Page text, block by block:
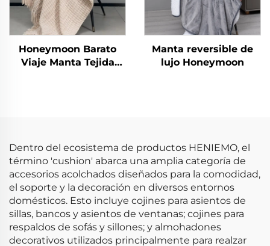
Honeymoon Barato
Viaje Manta Tejida
Manta reversible de
lujo Honeymoon
Dentro del ecosistema de productos HENIEMO, el
término 'cushion' abarca una amplia categoría de
accesorios acolchados diseñados para la comodidad,
el soporte y la decoración en diversos entornos
domésticos. Esto incluye cojines para asientos de
sillas, bancos y asientos de ventanas; cojines para
respaldos de sofás y sillones; y almohadones
decorativos utilizados principalmente para realzar